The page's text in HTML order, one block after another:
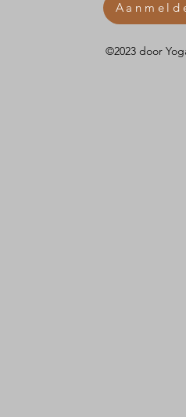
©2023 door